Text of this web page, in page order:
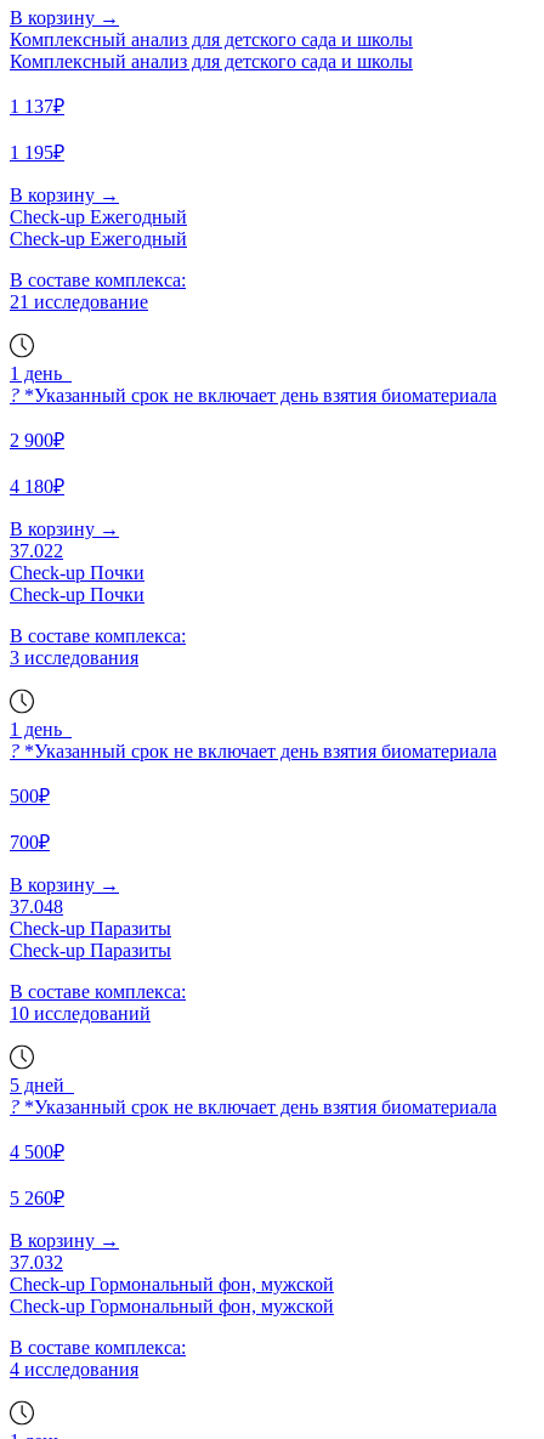
В корзину →
Комплексный анализ для детского сада и школы
Комплексный анализ для детского сада и школы
1 137₽
1 195₽
В корзину →
Check-up Ежегодный
Check-up Ежегодный
В составе комплекса:
21 исследование
1 день
? *Указанный срок не включает день взятия биоматериала
2 900₽
4 180₽
В корзину →
37.022
Check-up Почки
Check-up Почки
В составе комплекса:
3 исследования
1 день
? *Указанный срок не включает день взятия биоматериала
500₽
700₽
В корзину →
37.048
Check-up Паразиты
Check-up Паразиты
В составе комплекса:
10 исследований
5 дней
? *Указанный срок не включает день взятия биоматериала
4 500₽
5 260₽
В корзину →
37.032
Check-up Гормональный фон, мужской
Check-up Гормональный фон, мужской
В составе комплекса:
4 исследования